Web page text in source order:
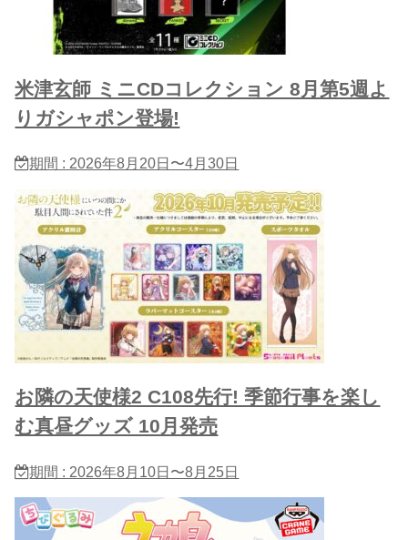
米津玄師 ミニCDコレクション 8月第5週よ
りガシャポン登場!
期間 : 2026年8月20日〜4月30日
お隣の天使様2 C108先行! 季節行事を楽し
む真昼グッズ 10月発売
期間 : 2026年8月10日〜8月25日